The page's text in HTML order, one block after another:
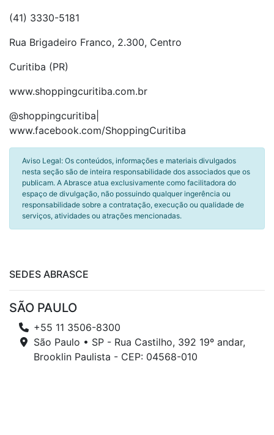
(41) 3330-5181
Rua Brigadeiro Franco, 2.300, Centro
Curitiba (PR)
www.shoppingcuritiba.com.br
@shoppingcuritiba|
www.facebook.com/ShoppingCuritiba
Aviso Legal: Os conteúdos, informações e materiais divulgados
nesta seção são de inteira responsabilidade dos associados que os
publicam. A Abrasce atua exclusivamente como facilitadora do
espaço de divulgação, não possuindo qualquer ingerência ou
responsabilidade sobre a contratação, execução ou qualidade de
serviços, atividades ou atrações mencionadas.
SEDES ABRASCE
SÃO PAULO
+55 11 3506-8300
São Paulo • SP - Rua Castilho, 392 19º andar,
Brooklin Paulista - CEP: 04568-010